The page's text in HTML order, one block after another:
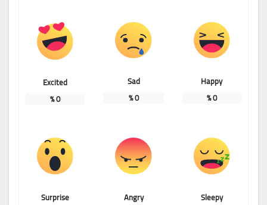
Happy
0
%
Sad
0
%
Excited
0
%
Sleepy
Angry
Surprise